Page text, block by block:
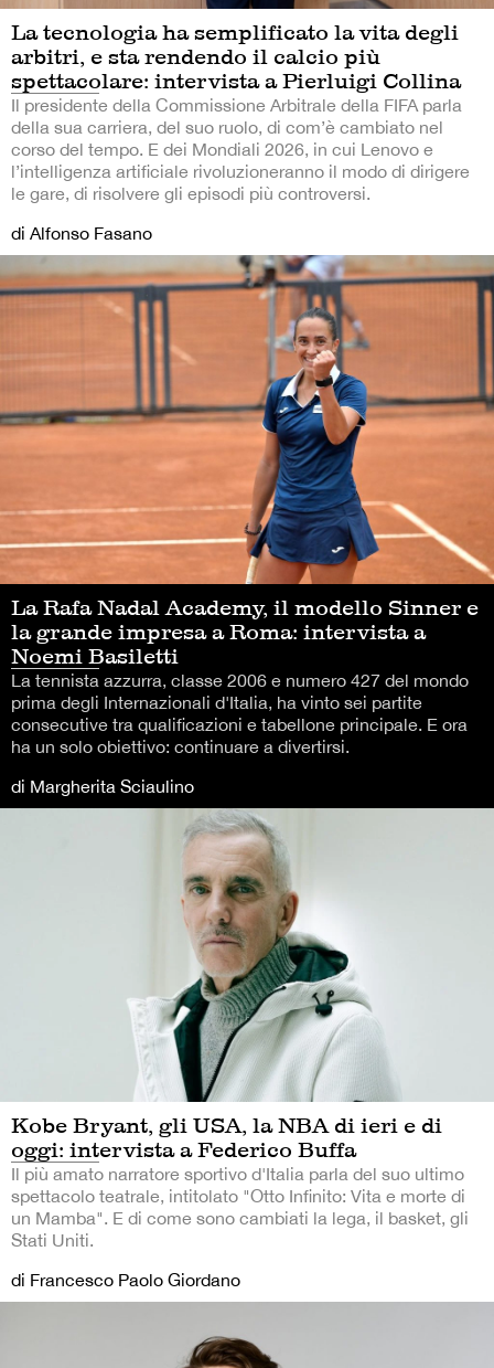
La tecnologia ha semplificato la vita degli
arbitri, e sta rendendo il calcio più
spettacolare: intervista a Pierluigi Collina
Il presidente della Commissione Arbitrale della FIFA parla
della sua carriera, del suo ruolo, di com’è cambiato nel
corso del tempo. E dei Mondiali 2026, in cui Lenovo e
l’intelligenza artificiale rivoluzioneranno il modo di dirigere
le gare, di risolvere gli episodi più controversi.
di Alfonso Fasano
La Rafa Nadal Academy, il modello Sinner e
la grande impresa a Roma: intervista a
Noemi Basiletti
La tennista azzurra, classe 2006 e numero 427 del mondo
prima degli Internazionali d'Italia, ha vinto sei partite
consecutive tra qualificazioni e tabellone principale. E ora
ha un solo obiettivo: continuare a divertirsi.
di Margherita Sciaulino
Kobe Bryant, gli USA, la NBA di ieri e di
oggi: intervista a Federico Buffa
Il più amato narratore sportivo d'Italia parla del suo ultimo
spettacolo teatrale, intitolato "Otto Infinito: Vita e morte di
un Mamba". E di come sono cambiati la lega, il basket, gli
Stati Uniti.
di Francesco Paolo Giordano